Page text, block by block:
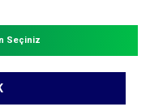
Seçiniz